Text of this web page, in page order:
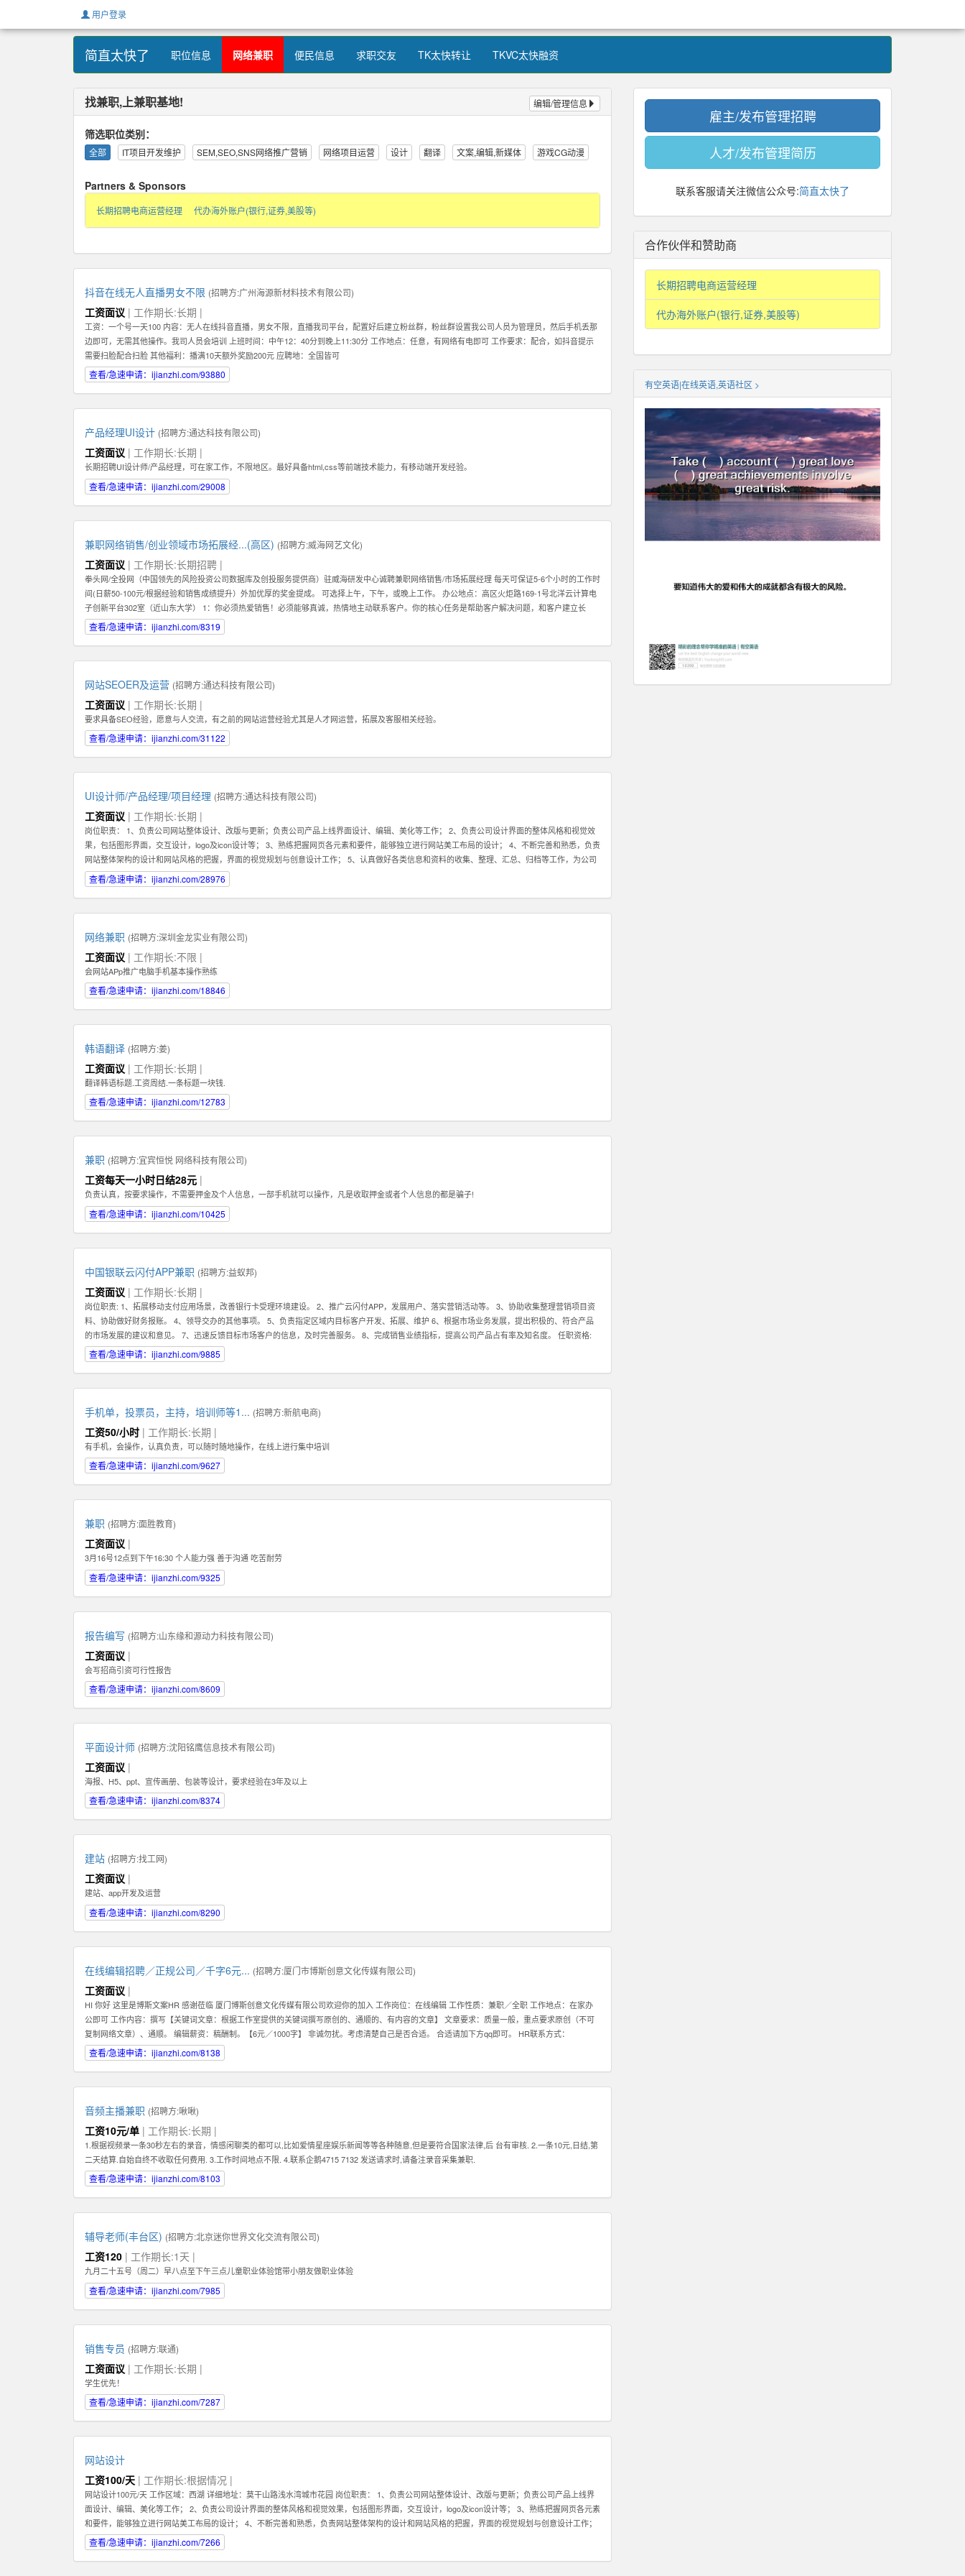
用户登录
简直太快了 职位信息 网络兼职 便民信息 求职交友 TK太快转让 TKVC太快融资
找兼职,上兼职基地! 编辑/管理信息
筛选职位类别：
全部 IT项目开发维护 SEM,SEO,SNS网络推广营销 网络项目运营 设计 翻译 文案,编辑,新媒体 游戏CG动漫
Partners & Sponsors
长期招聘电商运营经理 代办海外账户(银行,证券,美股等)
抖音在线无人直播男女不限 (招聘方:广州海源新材料技术有限公司)
工资面议 | 工作期长:长期 |
工资：一个号一天100 内容：无人在线抖音直播，男女不限，直播我司平台，配置好后建立粉丝群，粉丝群设置我公司人员为管理员，然后手机丢那
边即可，无需其他操作。我司人员会培训 上班时间：中午12：40分到晚上11:30分 工作地点：任意，有网络有电即可 工作要求：配合，如抖音提示
需要扫脸配合扫脸 其他福利：播满10天额外奖励200元 应聘地：全国皆可
查看/急速申请：ijianzhi.com/93880
产品经理UI设计 (招聘方:通达科技有限公司)
工资面议 | 工作期长:长期 |
长期招聘UI设计师/产品经理，可在家工作，不限地区。最好具备html,css等前端技术能力，有移动端开发经验。
查看/急速申请：ijianzhi.com/29008
兼职网络销售/创业领域市场拓展经...(高区) (招聘方:威海网艺文化)
工资面议 | 工作期长:长期招聘 |
拳头网/全投网（中国领先的风险投资公司数据库及创投服务提供商）驻威海研发中心诚聘兼职网络销售/市场拓展经理 每天可保证5-6个小时的工作时
间(日薪50-100元/根据经验和销售成绩提升）外加优厚的奖金提成。 可选择上午，下午，或晚上工作。 办公地点：高区火炬路169-1号北洋云计算电
子创新平台302室（近山东大学） 1：你必须热爱销售！必须能够真诚，热情地主动联系客户。你的核心任务是帮助客户解决问题，和客户建立长
期，稳定，值得信赖的关系,而不是只为了眼前的蝇头小利而失去客户对你的信任。 2: 我们需要能和客户建立长期关系的员工，因此我们希望你也能
长期，稳定地在公司发展。你会发现公司是一个非常大的平台--我们在北京，深圳，香港，韩国都有业务。所以公司会给你很好的施展空间，因此我
为了建立这种长期稳定的关系，你在一开始的时候要具备百折不挠，坚持不懈的素质，这样才能逐步取得双方的信任。 4：除了热爱销售，你还最好
具备在互联网产品运营领域的一些经验。如果你还在创业及互联网产品的销售方面有经验更好！请在你的简历或申请中注明。 5：具备一定的科学管
理能力。好的销售专家可以化繁为简，通过高效的分类和建立适合自己的销售系统而大幅提高管理客户的效率和经营业绩。我们希望你具备这种科学
化管理的能力。有这种能力的人才还可以在将来发展成为销售经理，管理一个业务团队。 6：必须热爱学习，尤其是要对一个特点行业有兴趣，并愿
意深入了解一个行业，掌握关于该行业的专业知识，这样才能真正服务好你的客户。目前我们希望能够找到对于创业尤其是互联网创业领域有浓厚兴
趣或相关经验的人才。 如果你有激情，有梦想，并对网络销售充满热爱，愿意接受挑战，也能熟悉使用电脑，QQ等网络工具，那么不论你的学历如
查看/急速申请：ijianzhi.com/8319
网站SEOER及运营 (招聘方:通达科技有限公司)
工资面议 | 工作期长:长期 |
要求具备SEO经验，愿意与人交流，有之前的网站运营经验尤其是人才网运营，拓展及客服相关经验。
查看/急速申请：ijianzhi.com/31122
UI设计师/产品经理/项目经理 (招聘方:通达科技有限公司)
工资面议 | 工作期长:长期 |
岗位职责： 1、负责公司网站整体设计、改版与更新；负责公司产品上线界面设计、编辑、美化等工作； 2、负责公司设计界面的整体风格和视觉效
果，包括图形界面，交互设计，logo及icon设计等； 3、熟练把握网页各元素和要件，能够独立进行网站美工布局的设计； 4、不断完善和熟悉，负责
网站整体架构的设计和网站风格的把握，界面的视觉规划与创意设计工作； 5、认真做好各类信息和资料的收集、整理、汇总、归档等工作，为公司
各项目的成功开发提供优质素材； 6、负责公司产品包括网页和手机应用程序等的人机交互界面设计，提高用户使用体验； 7、根据项目具体要求解
决各类UI设计和优化问题。 职位要求： 1、一年以上相关专业工作经验。 2、熟练使用设计工具如Photoshop，Illustrator，Flash等；掌握HTML，
的网页设计经验.
查看/急速申请：ijianzhi.com/28976
网络兼职 (招聘方:深圳金龙实业有限公司)
工资面议 | 工作期长:不限 |
会网站APp推广电脑手机基本操作熟练
查看/急速申请：ijianzhi.com/18846
韩语翻译 (招聘方:姜)
工资面议 | 工作期长:长期 |
翻译韩语标题.工资周结.一条标题一块钱.
查看/急速申请：ijianzhi.com/12783
兼职 (招聘方:宜宾恒悦 网络科技有限公司)
工资每天一小时日结28元 |
负责认真，按要求操作，不需要押金及个人信息，一部手机就可以操作，凡是收取押金或者个人信息的都是骗子!
查看/急速申请：ijianzhi.com/10425
中国银联云闪付APP兼职 (招聘方:益蚁邦)
工资面议 | 工作期长:长期 |
岗位职责: 1、拓展移动支付应用场景，改善银行卡受理环境建设。 2、推广云闪付APP，发展用户、落实营销活动等。 3、协助收集整理营销项目资
料、协助做好财务报账。 4、领导交办的其他事项。 5、负责指定区域内目标客户开发、拓展、维护 6、根据市场业务发展，提出积极的、符合产品
的市场发展的建议和意见。 7、迅速反馈目标市场客户的信息，及时完善服务。 8、完成销售业绩指标，提高公司产品占有率及知名度。 任职资格:
1、有强烈的责任心，以及具有吃苦耐劳的精神，能够在压力下完成任务。 2、具有良好的沟通能力及客户服务意识，可以与客户进行良好的沟通。
任职资格: 1、有强烈的责任心，以及具有吃苦耐劳的精神，能够在压力下完成任务。 2、具有良好的沟通能力及客户服务意识，可以与客户进行良好
查看/急速申请：ijianzhi.com/9885
手机单，投票员，主持，培训师等1... (招聘方:新航电商)
工资50/小时 | 工作期长:长期 |
有手机，会操作，认真负责，可以随时随地操作，在线上进行集中培训
查看/急速申请：ijianzhi.com/9627
兼职 (招聘方:面胜教育)
工资面议 |
3月16号12点到下午16:30 个人能力强 善于沟通 吃苦耐劳
查看/急速申请：ijianzhi.com/9325
报告编写 (招聘方:山东缘和源动力科技有限公司)
工资面议 |
会写招商引资可行性报告
查看/急速申请：ijianzhi.com/8609
平面设计师 (招聘方:沈阳铭鹰信息技术有限公司)
工资面议 |
海报、H5、ppt、宣传画册、包装等设计，要求经验在3年及以上
查看/急速申请：ijianzhi.com/8374
建站 (招聘方:找工网)
工资面议 |
建站、app开发及运营
查看/急速申请：ijianzhi.com/8290
在线编辑招聘／正规公司／千字6元... (招聘方:厦门市博斯创意文化传媒有限公司)
工资面议 |
HI 你好 这里是博斯文案HR 感谢莅临 厦门博斯创意文化传媒有限公司欢迎你的加入 工作岗位：在线编辑 工作性质：兼职／全职 工作地点：在家办
公即可 工作内容：撰写【关键词文章：根据工作室提供的关键词撰写原创的、通顺的、有内容的文章】 文章要求：质量一般，重点要求原创（不可
复制网络文章）、通顺。 编辑薪资：稿酬制。【6元／1000字】 非诚勿扰。考虑清楚自己是否合适。 合适请加下方qq即可。 HR联系方式：
qq【599383539】
查看/急速申请：ijianzhi.com/8138
音频主播兼职 (招聘方:啾啾)
工资10元/单 | 工作期长:长期 |
1.根据视频录一条30秒左右的录音，情感闲聊类的都可以,比如爱情星座娱乐新闻等等各种随意,但是要符合国家法律,后 台有审核. 2.一条10元,日结,第
二天结算.自始自终不收取任何费用. 3.工作时间地点不限. 4.联系企鹅4715 7132 发送请求时,请备注录音采集兼职.
查看/急速申请：ijianzhi.com/8103
辅导老师(丰台区) (招聘方:北京迷你世界文化交流有限公司)
工资120 | 工作期长:1天 |
九月二十五号（周二）早八点至下午三点儿童职业体验馆带小朋友做职业体验
查看/急速申请：ijianzhi.com/7985
销售专员 (招聘方:联通)
工资面议 | 工作期长:长期 |
学生优先！
查看/急速申请：ijianzhi.com/7287
网站设计
工资100/天 | 工作期长:根据情况 |
网站设计100元/天 工作区域：西湖 详细地址：莫干山路浅水湾城市花园 岗位职责： 1、负责公司网站整体设计、改版与更新；负责公司产品上线界
面设计、编辑、美化等工作； 2、负责公司设计界面的整体风格和视觉效果，包括图形界面，交互设计，logo及icon设计等； 3、熟练把握网页各元素
和要件，能够独立进行网站美工布局的设计； 4、不断完善和熟悉，负责网站整体架构的设计和网站风格的把握，界面的视觉规划与创意设计工作；
5、认真做好各类信息和资料的收集、整理、汇总、归档等工作，为公司各项目的成功开发提供优质素材； 6、负责公司产品包括网页和手机应用程
序等的人机交互界面设计，提高用户使用体验； 7、根据项目具体要求解决各类UI设计和优化问题。 职位要求： 1、一年以上相关专业工作经验。
查看/急速申请：ijianzhi.com/7266
雇主/发布管理招聘
人才/发布管理简历
联系客服请关注微信公众号:简直太快了
合作伙伴和赞助商
长期招聘电商运营经理
代办海外账户(银行,证券,美股等)
有空英语|在线英语,英语社区 >